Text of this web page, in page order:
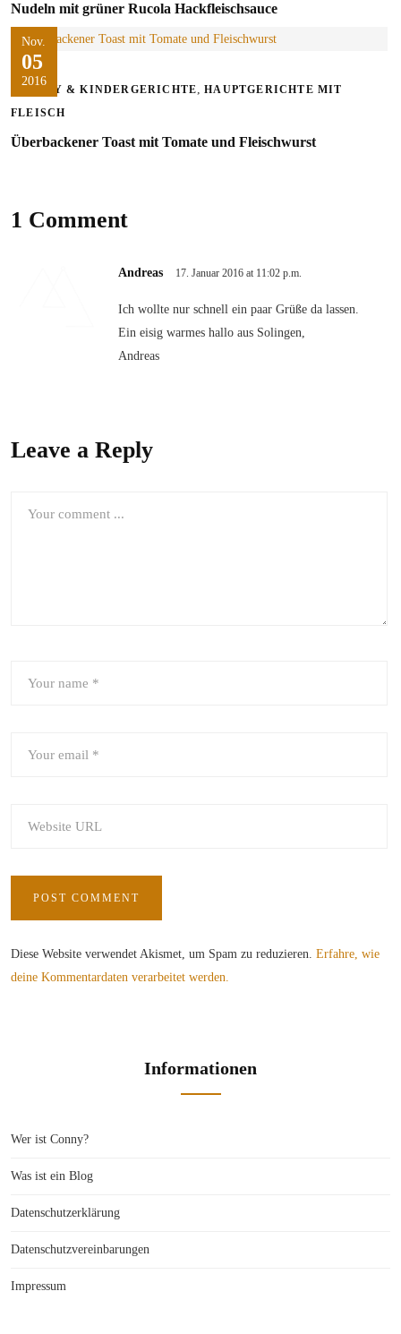
Nudeln mit grüner Rucola Hackfleischsauce
Nov.
05
2016
BABY & KINDERGERICHTE,HAUPTGERICHTE MIT
FLEISCH
Überbackener Toast mit Tomate und Fleischwurst
1 Comment
Andreas 17. Januar 2016 at 11:02 p.m.
Ich wollte nur schnell ein paar Grüße da lassen.
Ein eisig warmes hallo aus Solingen,
Andreas
Leave a Reply
Diese Website verwendet Akismet, um Spam zu reduzieren. Erfahre, wie
deine Kommentardaten verarbeitet werden.
Informationen
Wer ist Conny?
Was ist ein Blog
Datenschutzerklärung
Datenschutzvereinbarungen
Impressum